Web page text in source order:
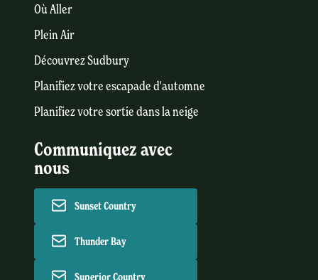
Où Aller
Plein Air
Découvrez Sudbury
Planifiez votre escapade d'automne
Planifiez votre sortie dans la neige
Communiquez avec
nous
Sunset Country
Thunder Bay
Superior Country